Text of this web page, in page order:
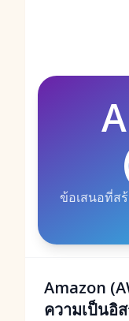
ข้อเสนอที่ส
Amazon
ความเป็นอิ